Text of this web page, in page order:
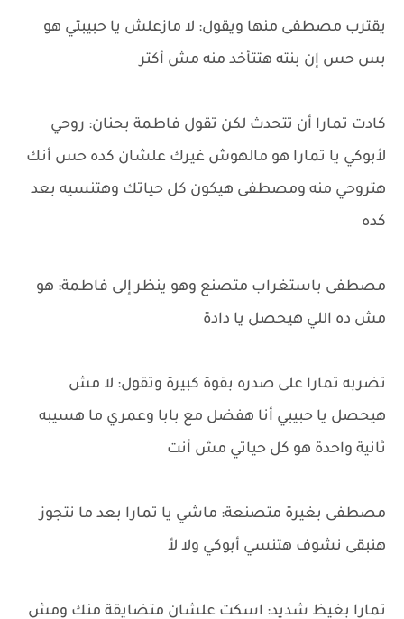
يقترب مصطفى منها ويقول: لا مازعلش يا حبيبتي هو
بس حس إن بنته هتتأخد منه مش أكتر
كادت تمارا أن تتحدث لكن تقول فاطمة بحنان: روحي
لأبوكي يا تمارا هو مالهوش غيرك علشان كده حس أنك
هتروحي منه ومصطفى هيكون كل حياتك وهتنسيه بعد
كده
مصطفى باستغراب متصنع وهو ينظر إلى فاطمة: هو
مش ده اللي هيحصل يا دادة
تضربه تمارا على صدره بقوة كبيرة وتقول: لا مش
هيحصل يا حبيبي أنا هفضل مع بابا وعمري ما هسيبه
ثانية واحدة هو كل حياتي مش أنت
مصطفى بغيرة متصنعة: ماشي يا تمارا بعد ما نتجوز
هنبقى نشوف هتنسي أبوكي ولا لأ
تمارا بغيظ شديد: اسكت علشان متضايقة منك ومش